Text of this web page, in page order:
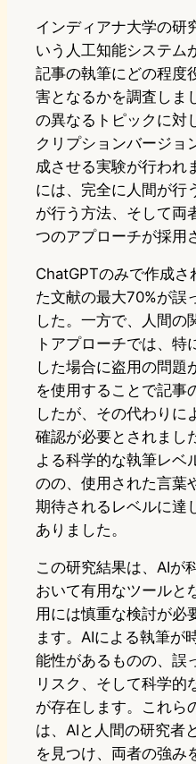
インディアナ大学の研
いう人工知能システム
記事の執筆にどの程度
害となるかを調査しま
の異なるトピックに対
クリプションバージョ
成させる実験が行われ
には、完全に人間が行
が行う方法、そして両
つのアプローチが採用
ChatGPTのみで作成
た文献の最大70%が誤
した。一方で、人間の
トアプローチでは、
した場合に盗用の問題
を使用することで記事
したが、その代わりに
確認が必要とされまし
よる科学的な執筆レベ
のの、使用された言葉
期待されるレベルに達
ありました。
この研究結果は、AIが
おいて有用なツールと
用には慎重な検討が必
ます。AIによる執筆が
能性があるものの、誤
リスク、そして科学的
が存在します。これら
は、AIと人間の研究者
を見つけ、両者の強み